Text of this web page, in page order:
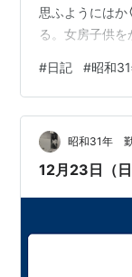
思ふようには
る。女房子供
三ヶ月間休んだ
とりはからつ
無理せずにや
ろ家に帰る。義
子守したと い
#日記 #昭和
昭和31年
12月23日（日